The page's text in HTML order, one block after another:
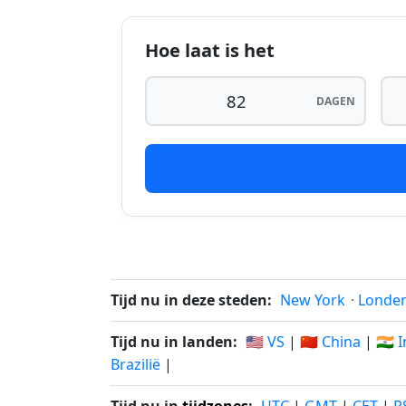
84 dagen geleden
85 dagen geleden
86 dagen geleden
89 dagen geleden
91 dagen geleden
92 dagen geleden
93 dagen geleden
Hoe laat is het
DAGEN
Tijd nu in deze steden: New York ·
Tijd nu in landen: 🇺🇸 VS | 🇨🇳 China | 🇮🇳
Brazilië |